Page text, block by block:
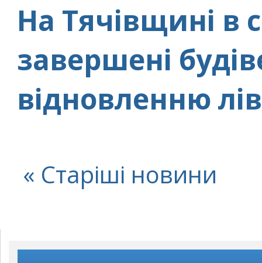
На Тячівщині в
завершені
відновленню
« Старіші новини